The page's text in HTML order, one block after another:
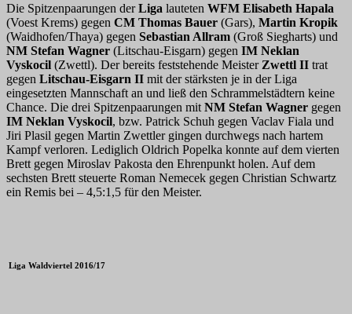
Die Spitzenpaarungen derLiga lauteten WFM Elisabeth Hapala
(Voest Krems) gegen CM Thomas Bauer (Gars), Martin Kropik
(Waidhofen/Thaya) gegen Sebastian Allram (Groß Siegharts) und
NM Stefan Wagner (Litschau-Eisgarn) gegen IM Neklan
Vyskocil (Zwettl). Der bereits feststehende Meister Zwettl II trat
gegen Litschau-Eisgarn II mit der stärksten je in der Liga
eingesetzten Mannschaft an und ließ den Schrammelstädtern keine
Chance. Die drei Spitzenpaarungen mit NM Stefan Wagner gegen
IM Neklan Vyskocil, bzw. Patrick Schuh gegen Vaclav Fiala und
Jiri Plasil gegen Martin Zwettler gingen durchwegs nach hartem
Kampf verloren. Lediglich Oldrich Popelka konnte auf dem vierten
Brett gegen Miroslav Pakosta den Ehrenpunkt holen. Auf dem
sechsten Brett steuerte Roman Nemecek gegen Christian Schwartz
ein Remis bei – 4,5:1,5 für den Meister.
Liga Waldviertel 2016/17